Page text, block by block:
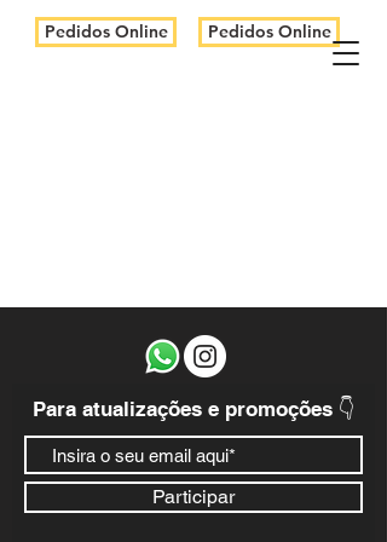
Pedidos Online Pedidos Online
Para atualizações e promoções 👇
Participar